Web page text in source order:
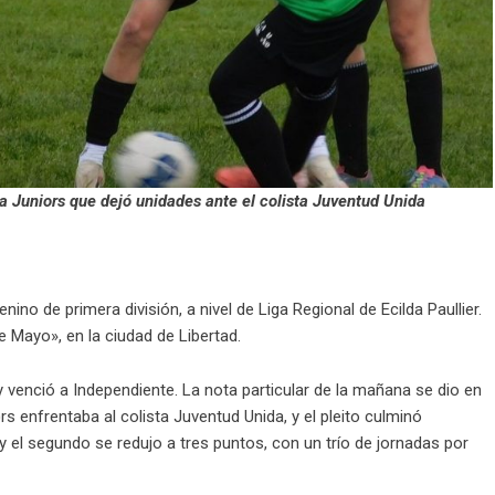
Juniors que dejó unidades ante el colista Juventud Unida
de primera división, a nivel de Liga Regional de Ecilda Paullier.
en la ciudad de Libertad.
a Independiente. La nota particular de la mañana se dio en
enfrentaba al colista Juventud Unida, y el pleito culminó
segundo se redujo a tres puntos, con un trío de jornadas por